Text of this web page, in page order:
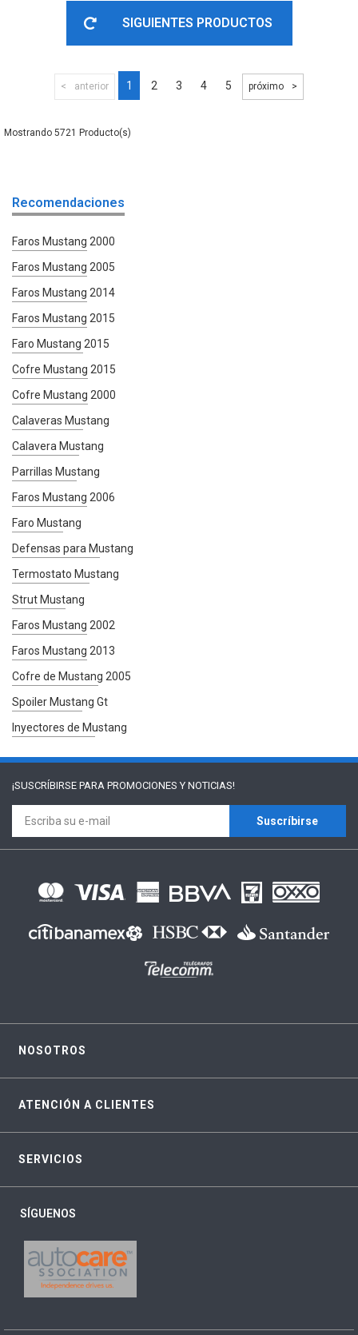
SIGUIENTES PRODUCTOS
anterior 1 2 3 4 5 próximo
5721
Recomendaciones
Faros Mustang 2000
Faros Mustang 2005
Faros Mustang 2014
Faros Mustang 2015
Faro Mustang 2015
Cofre Mustang 2015
Cofre Mustang 2000
Calaveras Mustang
Calavera Mustang
Parrillas Mustang
Faros Mustang 2006
Faro Mustang
Defensas para Mustang
Termostato Mustang
Strut Mustang
Faros Mustang 2002
Faros Mustang 2013
Cofre de Mustang 2005
Spoiler Mustang Gt
Inyectores de Mustang
¡SUSCRÍBIRSE PARA PROMOCIONES Y NOTICIAS!
Suscríbirse
NOSOTROS
ATENCIÓN A CLIENTES
SERVICIOS
SÍGUENOS